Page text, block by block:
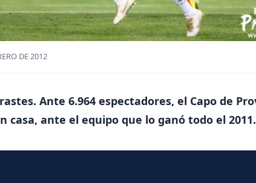
DE 2012
Ante 6.964 espectadores, el Capo de
casa, ante el equipo que lo ganó todo el 2011.